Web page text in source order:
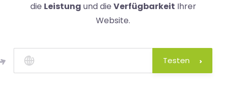
Uptime
die Leistung und die Verfügbarkeit Ihrer
Website.
Testen